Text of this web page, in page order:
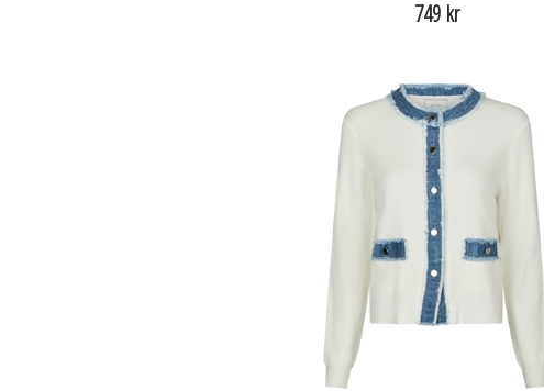
749 kr